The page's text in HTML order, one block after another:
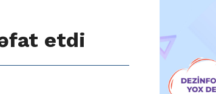
etdi